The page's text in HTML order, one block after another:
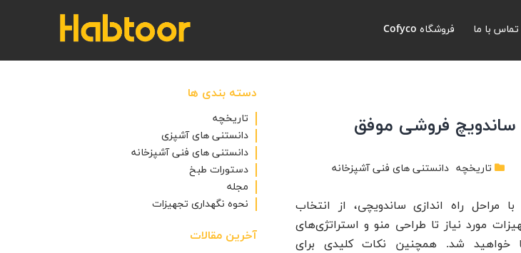
تماس با ما فروشگاه Cofyco
ساندویچ فروشی موفق
تاریخچه دانستنی های فنی آشپزخانه
مراحل راه اندازی ساندویچی، از انتخاب
مورد نیاز تا طراحی منو و استراتژی‌های
خواهید شد. همچنین نکات کلیدی برای
دسته بندی ها
تاریخچه
دانستنی های آشپزی
دانستنی های فنی آشپزخانه
دستورات طبخ
مجله
نحوه نگهداری تجهیزات
آخرین مقالات